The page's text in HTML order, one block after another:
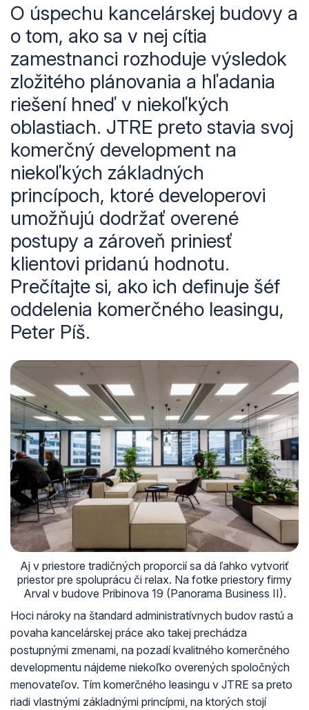
O úspechu kancelárskej budovy a
o tom, ako sa v nej cítia
zamestnanci rozhoduje výsledok
zložitého plánovania a hľadania
riešení hneď v niekoľkých
oblastiach. JTRE preto stavia svoj
komerčný development na
niekoľkých základných
princípoch, ktoré developerovi
umožňujú dodržať overené
postupy a zároveň priniesť
klientovi pridanú hodnotu.
Prečítajte si, ako ich definuje šéf
oddelenia komerčného leasingu,
Peter Píš.
Aj v priestore tradičných proporcií sa dá ľahko vytvoriť
priestor pre spoluprácu či relax. Na fotke priestory firmy
Arval v budove Pribinova 19 (Panorama Business II).
Hoci nároky na štandard administratívnych budov rastú a
povaha kancelárskej práce ako takej prechádza
postupnými zmenami, na pozadí kvalitného komerčného
developmentu nájdeme niekoľko overených spoločných
menovateľov. Tím komerčného leasingu v JTRE sa preto
riadi vlastnými základnými princípmi, na ktorých stojí